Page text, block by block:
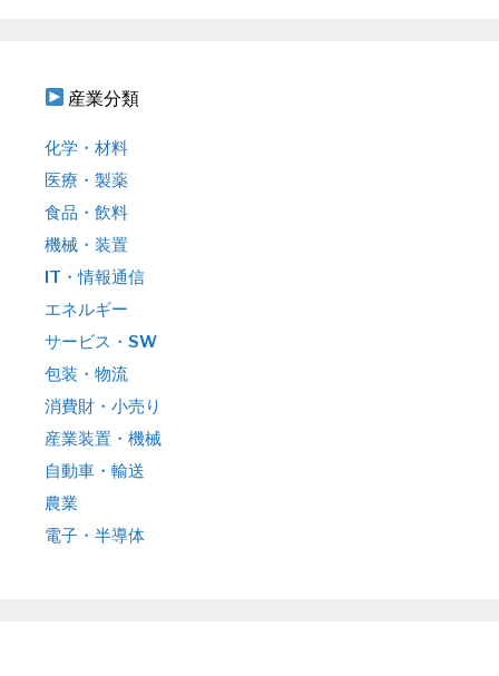
産業分類
化学・材料
医療・製薬
食品・飲料
機械・装置
IT・情報通信
エネルギー
サービス・SW
包装・物流
消費財・小売り
産業装置・機械
自動車・輸送
農業
電子・半導体